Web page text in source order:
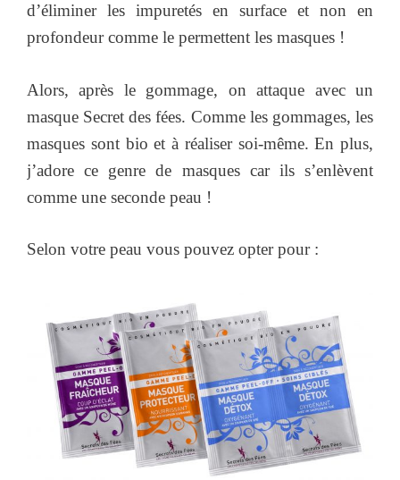
d’éliminer les impuretés en surface et non en
profondeur comme le permettent les masques !
Alors, après le gommage, on attaque avec un
masque Secret des fées. Comme les gommages, les
masques sont bio et à réaliser soi-même. En plus,
j’adore ce genre de masques car ils s’enlèvent
comme une seconde peau !
Selon votre peau vous pouvez opter pour :